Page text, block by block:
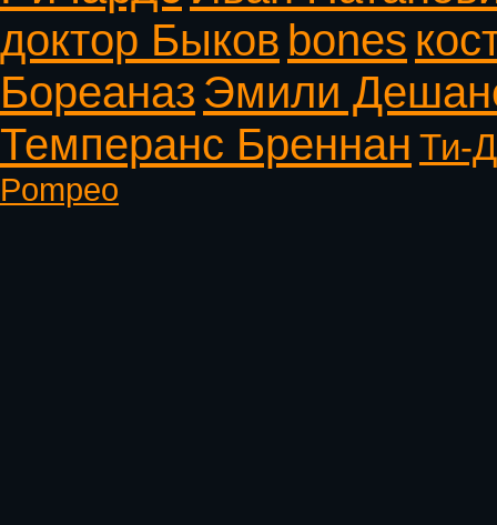
доктор Быков bones
Бореаназ Эмили
Темперанс Бреннан Ти-
Pompeo